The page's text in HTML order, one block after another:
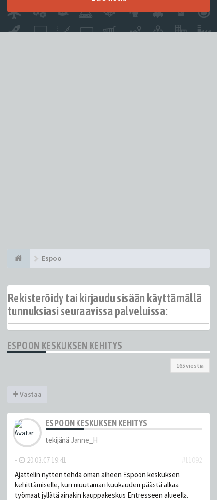
Espoo
Rekisteröidy tai kirjaudu sisään käyttämällä
tunnuksiasi seuraavissa palveluissa:
ESPOON KESKUKSEN KEHITYS
165 viestiä
Vastaa
ESPOON KESKUKSEN KEHITYS
tekijänä Janne_H
- 20.03.07 19:41
#11092
Ajattelin nytten tehdä oman aiheen Espoon keskuksen
kehittämiselle, kun muutaman kuukauden päästä alkaa
työmaat jyllätä ainakin kauppakeskus Entresseen alueella.